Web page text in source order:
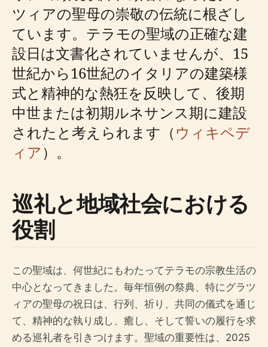
ツィアの聖母の崇敬の伝統に根ざし
ています。テラモの聖域の正確な建
設日は文書化されていませんが、15
世紀から16世紀のイタリアの建築様
式と精神的な熱狂を反映して、後期
中世または初期ルネサンス期に建設
されたと考えられます（ウィキペデ
ィア）。
巡礼と地域社会における
役割
この聖域は、何世紀にもわたってテラモの宗教生活の
中心となってきました。毎年恒例の祭典、特にグラツ
ィアの聖母の祝日は、行列、祈り、共同の儀式を通じ
て、精神的な執り成し、癒し、そして誓いの履行を求
める巡礼者を引きつけます。聖域の重要性は、2025